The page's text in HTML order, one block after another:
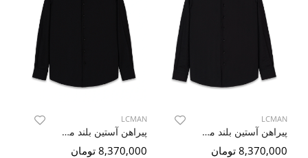
LCMAN
پیراهن آستین بلند مشکی راه راه ال سی من 30
8,370,000 تومان
LCMAN
پیراهن آستین بلند مشکی راه راه ال سی من 30
8,370,000 تومان